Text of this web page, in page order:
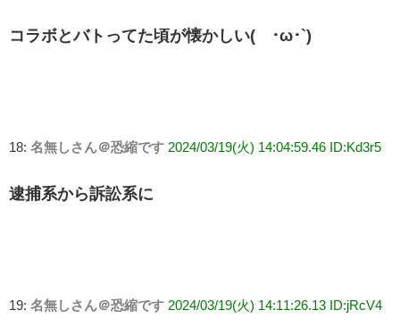
コラボとバトってた頃が懐かしい(´･ω･`)
18: 名無しさん＠恐縮です 2024/03/19(火) 14:04:59.46 ID:Kd3r5
逮捕系から訴訟系に
19: 名無しさん＠恐縮です 2024/03/19(火) 14:11:26.13 ID:jRcV4